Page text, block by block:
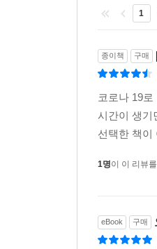
휴식이 성장이 되
오티움을 시작하면
· 내가 좋아하는
· 외부로 향했던
· 순수한 몰입의
· 일상에 활기가
· 나만의 색깔과
· 일과 여가 사이
1
종이책 구매
코로나 19
시간이 생기
선택한 책이
1명이 이 리뷰
eBook 구매